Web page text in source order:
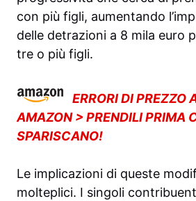
con più figli, aumentando
delle detrazioni a 8 mila euro
tre o più figli.
ERRORI DI PREZZO
AMAZON > PRENDILI PRIMA
SPARISCANO!
Le implicazioni di queste
molteplici. I singoli